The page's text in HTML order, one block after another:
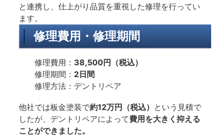
と連携し、仕上がり品質を重視した修理を行ってい
ます。
修理費用・修理期間
修理費用： 38,500円（税込）
修理期間： 2日間
修理方法：デントリペア
他社では板金塗装で約12万円（税込） という見積で
したが、デントリペアによって費用を大きく抑える
ことができました。